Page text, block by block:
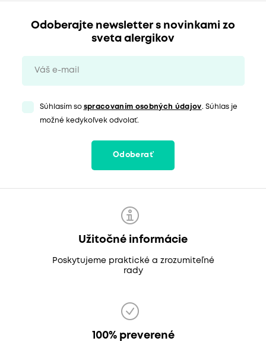
Odoberajte newsletter s novinkami zo
sveta alergikov
Súhlasím so spracovaním osobných údajov. Súhlas je
možné kedykoľvek odvolať.
Odoberať
Užitočné informácie
Poskytujeme praktické a zrozumiteľné
rady
100% preverené